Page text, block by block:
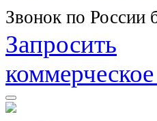
Звонок по России
Запросить